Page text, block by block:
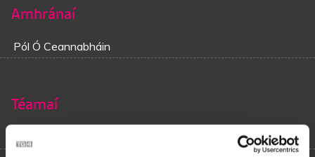
Amhránaí
Pól Ó Ceannabháin
Téamaí